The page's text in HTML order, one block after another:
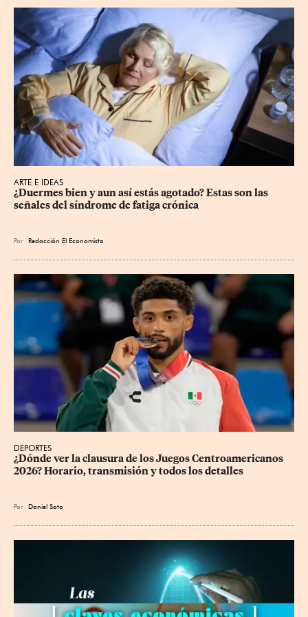
ARTE E IDEAS
¿Duermes bien y aun así estás agotado? Estas son las
señales del síndrome de fatiga crónica
Por Redacción El Economista
DEPORTES
¿Dónde ver la clausura de los Juegos Centroamericanos
2026? Horario, transmisión y todos los detalles
Por Daniel Soto